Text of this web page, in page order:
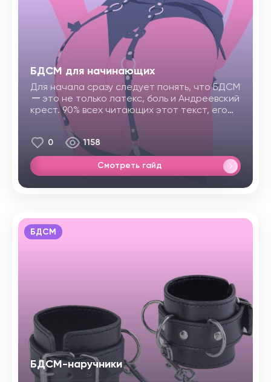
БДСМ для начинающих
Для начала сразу следует понять, что БДСМ
ー это не только латекс, боль и Андреевский
крест. 90% всех читающих этот текст, его
пробовали. Да-да, если ты или тебя хоть раз
шлепали, давали легкие пощечины,
удерживали руки или крепко держали за
шею во время секса (и не только)ーдобро
пожаловать в клуб БДСМ. Но если ты хочешь
немного больше про доминирование и
0 1158
Смотреть гайд
БДСМ
БДСМ-наручники